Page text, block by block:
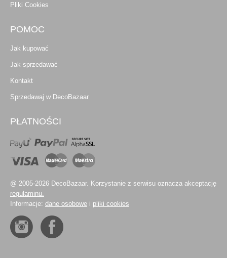
Pliki Cookies
POMOC
Jak kupować
Jak sprzedawać
Kontakt
Sprzedawaj w DecoBazaar
PŁATNOŚCI
@ 2005-2026 DecoBazaar. Korzystanie z serwisu oznacza akceptację
regulaminu.
Informacje: dane osobowe i pliki cookies